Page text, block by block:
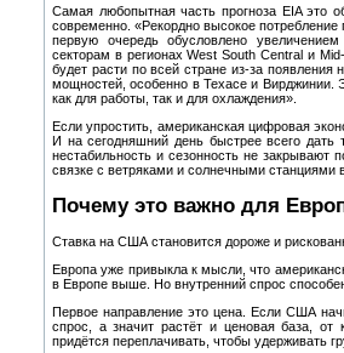
Самая любопытная часть прогноза EIA это
современно. «Рекордно высокое потребление
первую очередь обусловлено
секторам в регионах West South Central и
будет расти по всей стране из-за
мощностей, особенно в Техасе и Вирджинии.
как для работы, так и для охлаждения».
Если упростить, американская цифровая
И на сегодняшний день быстрее всего
нестабильность и сезонность не закрывают
связке с ветряками и солнечными станциями
Почему это важно для
Ставка на США становится дороже и
Европа уже привыкла к мысли, что
в Европе выше. Но внутренний спрос
Первое направление это цена. Если США
спрос, а значит растёт и ценовая база, от
придётся переплачивать, чтобы удерживать